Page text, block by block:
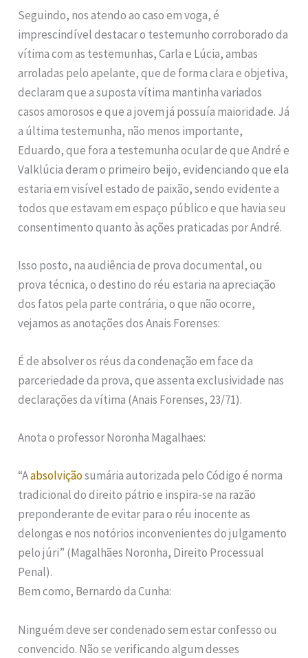
Seguindo, nos atendo ao caso em voga, é
imprescindível destacar o testemunho corroborado da
vítima com as testemunhas, Carla e Lúcia, ambas
arroladas pelo apelante, que de forma clara e objetiva,
declaram que a suposta vítima mantinha variados
casos amorosos e que a jovem já possuía maioridade. Já
a última testemunha, não menos importante,
Eduardo, que fora a testemunha ocular de que André e
Valklúcia deram o primeiro beijo, evidenciando que ela
estaria em visível estado de paixão, sendo evidente a
todos que estavam em espaço público e que havia seu
consentimento quanto às ações praticadas por André.
Isso posto, na audiência de prova documental, ou
prova técnica, o destino do réu estaria na apreciação
dos fatos pela parte contrária, o que não ocorre,
vejamos as anotações dos Anais Forenses:
É de absolver os réus da condenação em face da
parceriedade da prova, que assenta exclusividade nas
declarações da vítima (Anais Forenses, 23/71).
Anota o professor Noronha Magalhaes:
“Aabsolviçãosumária autorizada pelo Código é norma
tradicional do direito pátrio e inspira-se na razão
preponderante de evitar para o réu inocente as
delongas e nos notórios inconvenientes do julgamento
pelo júri” (Magalhães Noronha, Direito Processual
Penal).
Bem como, Bernardo da Cunha:
Ninguém deve ser condenado sem estar confesso ou
convencido. Não se verificando algum desses